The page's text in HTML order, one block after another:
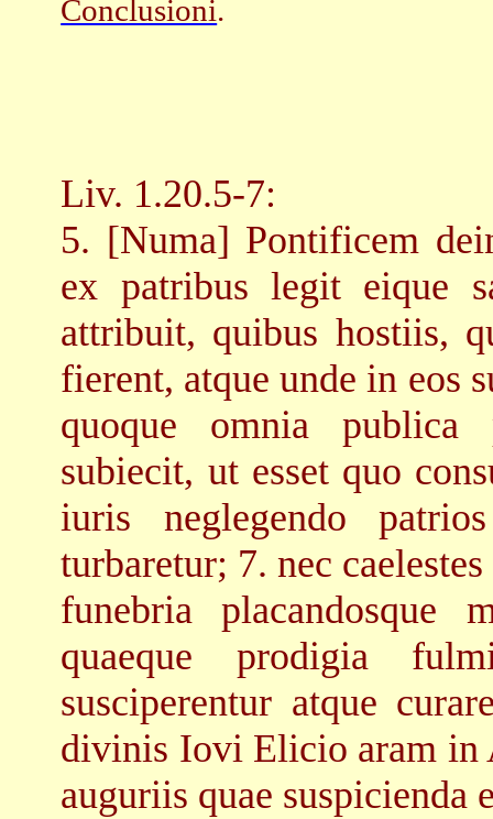
Conclusioni.
Liv. 1.20.5-7:
5. [Numa] Pontificem
ex patribus legit eique
attribuit, quibus hostiis,
fierent, atque unde in eos
quoque omnia publica
subiecit, ut esset quo
iuris neglegendo
turbaretur; 7. nec
funebria placandosque
quaeque prodigia
susciperentur atque
divinis Iovi Elicio aram in
auguriis quae suspicienda